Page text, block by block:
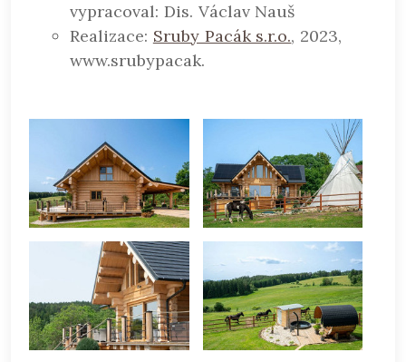
vypracoval: Dis. Václav Nauš
Realizace: Sruby Pacák s.r.o., 2023,
www.srubypacak.